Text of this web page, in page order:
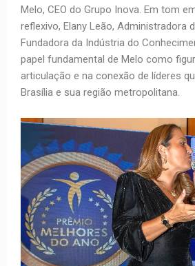
Melo, CEO do Grupo Inova. Em tom
reflexivo, Elany Leão, Administradora
Fundadora da Indústria do
papel fundamental de Melo como
articulação e na conexão de líderes
Brasília e sua região metropolitana.